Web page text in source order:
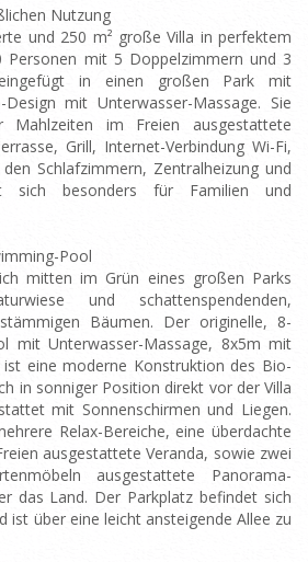
Nutzung
und 250 m² große Villa in perfektem
Personen mit 5 Doppelzimmern und 3
in einen großen Park mit
mit Unterwasser-Massage. Sie
im Freien ausgestattete
Grill, Internet-Verbindung Wi-Fi,
Schlafzimmern, Zentralheizung und
sich besonders für Familien und
Pool
mitten im Grün eines großen Parks
und schattenspendenden,
Bäumen. Der originelle, 8-
mit Unterwasser-Massage, 8x5m mit
eine moderne Konstruktion des Bio-
in sonniger Position direkt vor der Villa
mit Sonnenschirmen und Liegen.
Relax-Bereiche, eine überdachte
ausgestattete Veranda, sowie zwei
ausgestattete Panorama-
das Land. Der Parkplatz befindet sich
ist über eine leicht ansteigende Allee zu